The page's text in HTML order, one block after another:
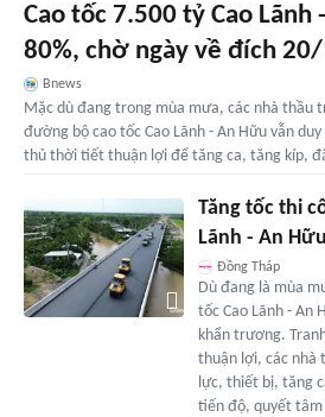
Cao tốc 7.500 tỷ Cao
80%, chờ ngày về đích
Bnews
Mặc dù đang trong mùa mưa, các nhà thầu
đường bộ cao tốc Cao Lãnh - An Hữu vẫn
thủ thời tiết thuận lợi để tăng ca, tăng kíp,
Tăng tốc thi
Lãnh - An Hữu
Đồng Tháp
Dù đang là mùa
tốc Cao Lãnh - An
khẩn trương.
thuận lợi, các nhà
lực, thiết bị, tăng
tiến độ, quyết